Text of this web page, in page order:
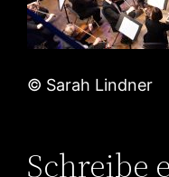
© Sarah Lindner
Schreibe